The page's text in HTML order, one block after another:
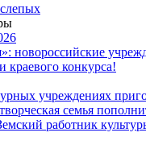
новороссийские
краевого конкурса!
учреждениях
семья
работник